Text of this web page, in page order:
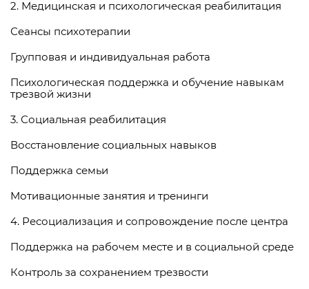
2. Медицинская и психологическая реабилитация
Сеансы психотерапии
Групповая и индивидуальная работа
Психологическая поддержка и обучение навыкам
трезвой жизни
3. Социальная реабилитация
Восстановление социальных навыков
Поддержка семьи
Мотивационные занятия и тренинги
4. Ресоциализация и сопровождение после центра
Поддержка на рабочем месте и в социальной среде
Контроль за сохранением трезвости